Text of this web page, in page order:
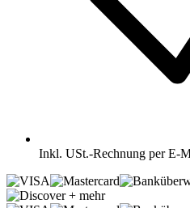
Inkl. USt.-Rechnung per E-
+ mehr